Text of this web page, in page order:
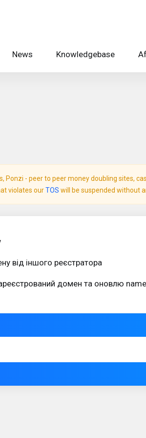
News Knowledgebase
Ponzi - peer to peer money doubling sites,
violates ourTOS will be suspended without
від іншого реєстратора
домен та оновлю